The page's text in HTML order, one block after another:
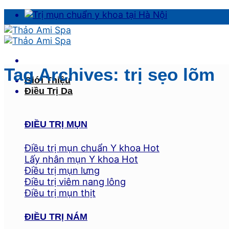
Skip
to
content
Giới Thiệu
Điều Trị Da
ĐIỀU TRỊ MỤN
Điều trị mụn chuẩn Y khoa
Lấy nhân mụn Y khoa
Điều trị mụn lưng
Điều trị viêm nang lông
Điều trị mụn thịt
ĐIỀU TRỊ NÁM
Tag Archives: trị sẹo lõm